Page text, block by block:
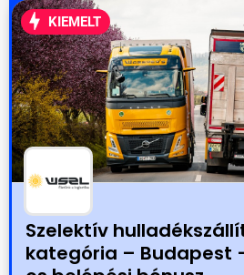
KIEMELT
Szelektív
kategória – Budapest